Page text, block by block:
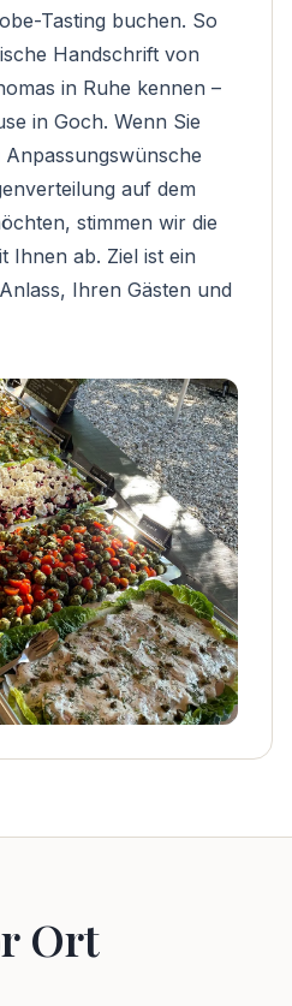
Tasting buchen. So
Handschrift von
in Ruhe kennen –
in Goch. Wenn Sie
auf dem
stimmen wir die
Ihnen ab. Ziel ist ein
Ihren Gästen und
Ort